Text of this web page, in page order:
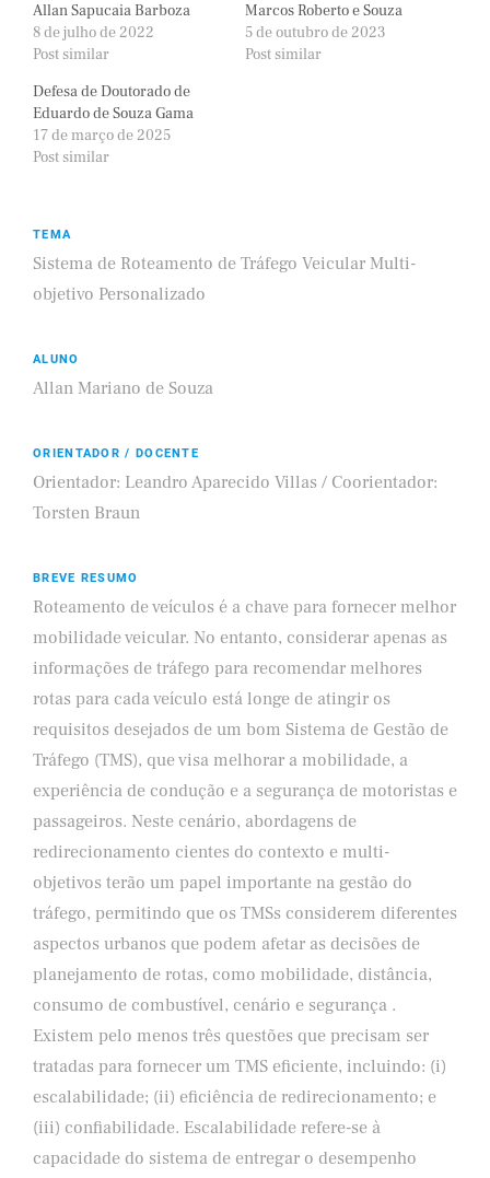
Allan Sapucaia Barboza
8 de julho de 2022
Post similar
Marcos Roberto e Souza
5 de outubro de 2023
Post similar
Defesa de Doutorado de
Eduardo de Souza Gama
17 de março de 2025
Post similar
TEMA
Sistema de Roteamento de Tráfego Veicular Multi-
objetivo Personalizado
ALUNO
Allan Mariano de Souza
ORIENTADOR / DOCENTE
Orientador: Leandro Aparecido Villas / Coorientador:
Torsten Braun
BREVE RESUMO
Roteamento de veículos é a chave para fornecer melhor
mobilidade veicular. No entanto, considerar apenas as
informações de tráfego para recomendar melhores
rotas para cada veículo está longe de atingir os
requisitos desejados de um bom Sistema de Gestão de
Tráfego (TMS), que visa melhorar a mobilidade, a
experiência de condução e a segurança de motoristas e
passageiros. Neste cenário, abordagens de
redirecionamento cientes do contexto e multi-
objetivos terão um papel importante na gestão do
tráfego, permitindo que os TMSs considerem diferentes
aspectos urbanos que podem afetar as decisões de
planejamento de rotas, como mobilidade, distância,
consumo de combustível, cenário e segurança .
Existem pelo menos três questões que precisam ser
tratadas para fornecer um TMS eficiente, incluindo: (i)
escalabilidade; (ii) eficiência de redirecionamento; e
(iii) confiabilidade. Escalabilidade refere-se à
capacidade do sistema de entregar o desempenho